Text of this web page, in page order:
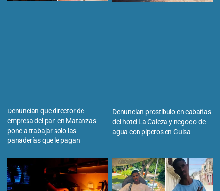
Denuncian que director de
empresa del pan en Matanzas
pone a trabajar solo las
panaderías que le pagan
Denuncian prostíbulo en cabañas
del hotel La Caleza y negocio de
agua con piperos en Guisa